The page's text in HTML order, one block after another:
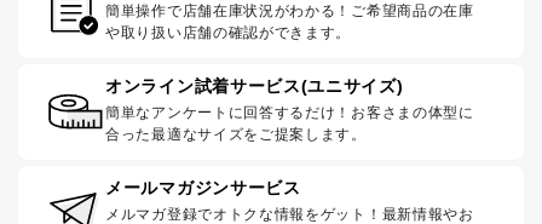
簡単操作で店舗在庫状況がわかる！ご希望商品の在庫
や取り扱い店舗の確認ができます。
オンライン試着サービス(ユニサイズ)
簡単なアンケートに回答するだけ！お客さまの体型に
合った最適なサイズをご提案します。
メールマガジンサービス
メルマガ登録でオトクな情報をゲット！最新情報やお